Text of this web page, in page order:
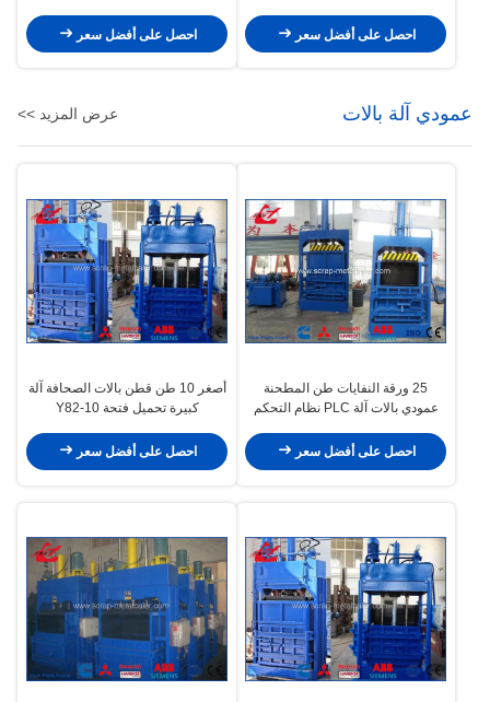
احصل على أفضل سعر
احصل على أفضل سعر
عمودي آلة بالات عرض المزيد >>
25 ورقة النفايات طن المطحنة
عمودي بالات آلة PLC نظام التحكم
احصل على أفضل سعر
أصغر 10 طن قطن بالات الصحافة آلة
كبيرة تحميل فتحة Y82-10
احصل على أفضل سعر